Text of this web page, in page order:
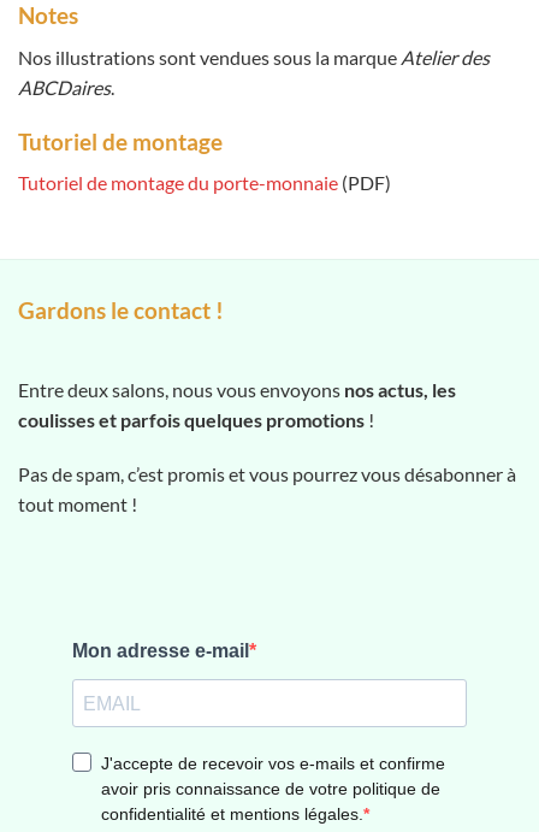
Notes
Nos illustrations sont vendues sous la marque Atelier des
ABCDaires.
Tutoriel de montage
Tutoriel de montage du porte-monnaie (PDF)
Gardons le contact !
Entre deux salons, nous vous envoyons nos actus, les
coulisses et parfois quelques promotions !
Pas de spam, c’est promis et vous pourrez vous désabonner à
tout moment !